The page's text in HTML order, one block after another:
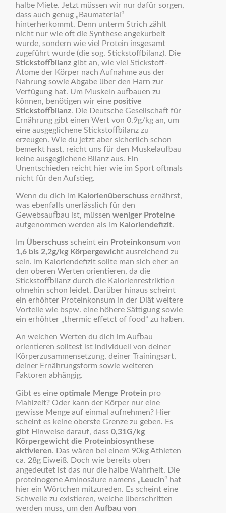
halbe Miete. Jetzt müssen wir nur dafür sorgen,
dass auch genug „Baumaterial“
hinterherkommt. Denn unterm Strich zählt
nicht nur wie oft die Synthese angekurbelt
wurde, sondern wie viel Protein insgesamt
zugeführt wurde (die sog. Stickstoffbilanz). Die
Stickstoffbilanzgibt an, wie viel Stickstoff-
Atome der Körper nach Aufnahme aus der
Nahrung sowie Abgabe über den Harn zur
Verfügung hat. Um Muskeln aufbauen zu
können, benötigen wir eine positive
Stickstoffbilanz. Die Deutsche Gesellschaft für
Ernährung gibt einen Wert von 0.9g/kg an, um
eine ausgeglichene Stickstoffbilanz zu
erzeugen. Wie du jetzt aber sicherlich schon
bemerkt hast, reicht uns für den Muskelaufbau
keine ausgeglichene Bilanz aus. Ein
Unentschieden reicht hier wie im Sport oftmals
nicht für den Aufstieg.
Wenn du dich im Kalorienüberschussernährst,
was ebenfalls unerlässlich für den
Gewebsaufbau ist, müssen weniger Proteine
aufgenommen werden als im Kaloriendefizit.
Im Überschussscheint ein Proteinkonsumvon
1,6 bis 2,2g/kg Körpergewicht ausreichend zu
sein. Im Kaloriendefizit sollte man sich eher an
den oberen Werten orientieren, da die
Stickstoffbilanz durch die Kalorienrestriktion
ohnehin schon leidet. Darüber hinaus scheint
ein erhöhter Proteinkonsum in der Diät weitere
Vorteile wie bspw. eine höhere Sättigung sowie
ein erhöhter „thermic effetct of food“ zu haben.
An welchen Werten du dich im Aufbau
orientieren solltest ist individuell von deiner
Körperzusammensetzung, deiner Trainingsart,
deiner Ernährungsform sowie weiteren
Faktoren abhängig.
Gibt es eine optimale Menge Protein pro
Mahlzeit? Oder kann der Körper nur eine
gewisse Menge auf einmal aufnehmen? Hier
scheint es keine oberste Grenze zu geben. Es
gibt Hinweise darauf, dass 0,31G/kg
Körpergewicht die Proteinbiosynthese
aktivieren. Das wären bei einem 90kg Athleten
ca. 28g Eiweiß. Doch wie bereits oben
angedeutet ist das nur die halbe Wahrheit. Die
proteinogene Aminosäure namens „ Leucin“ hat
hier ein Wörtchen mitzureden. Es scheint eine
Schwelle zu existieren, welche überschritten
werden muss, um den Aufbau von